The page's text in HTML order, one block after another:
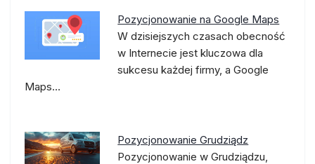
Pozycjonowanie na Google Maps
W dzisiejszych czasach obecność
w Internecie jest kluczowa dla
sukcesu każdej firmy, a Google
Maps…
Pozycjonowanie Grudziądz
Pozycjonowanie w Grudziądzu,